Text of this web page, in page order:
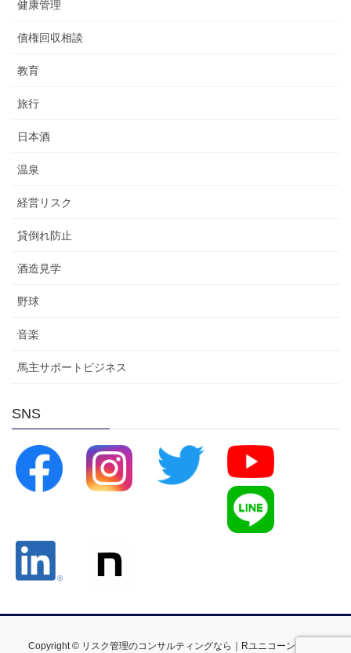
健康管理
債権回収相談
教育
旅行
日本酒
温泉
経営リスク
貸倒れ防止
酒造見学
野球
音楽
馬主サポートビジネス
SNS
Copyright © リスク管理のコンサルティングなら｜Rユニコーンインタ